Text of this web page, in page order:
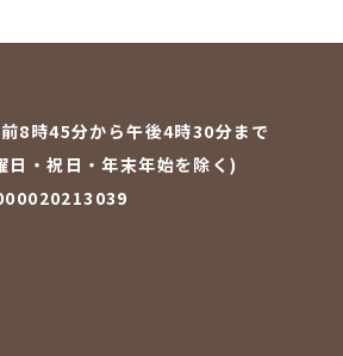
8時45分から午後4時30分まで
日・祝日・年末年始を除く)